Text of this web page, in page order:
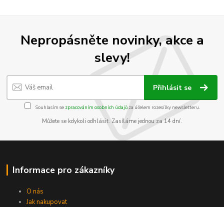
Nepropásněte novinky, akce a
slevy!
Přihlásit se
Souhlasím se zpracováním osobních údajůza účelem rozesílky newsletteru.
Můžete se kdykoli odhlásit. Zasíláme jednou za 14 dní.
Informace pro zákazníky
O nás
Jak nakupovat